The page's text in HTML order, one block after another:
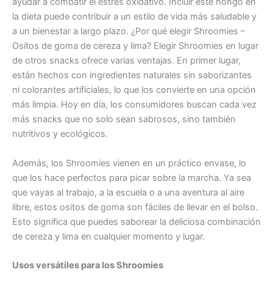
la dieta puede contribuir a un estilo de vida más saludable y
a un bienestar a largo plazo. ¿Por qué elegir Shroomies –
Ositos de goma de cereza y lima? Elegir Shroomies en lugar
de otros snacks ofrece varias ventajas. En primer lugar,
están hechos con ingredientes naturales sin saborizantes
ni colorantes artificiales, lo que los convierte en una opción
más limpia. Hoy en día, los consumidores buscan cada vez
más snacks que no solo sean sabrosos, sino también
nutritivos y ecológicos.
Además, los Shroomies vienen en un práctico envase, lo
que los hace perfectos para picar sobre la marcha. Ya sea
que vayas al trabajo, a la escuela o a una aventura al aire
libre, estos ositos de goma son fáciles de llevar en el bolso.
Esto significa que puedes saborear la deliciosa combinación
de cereza y lima en cualquier momento y lugar.
Usos versátiles para los Shroomies